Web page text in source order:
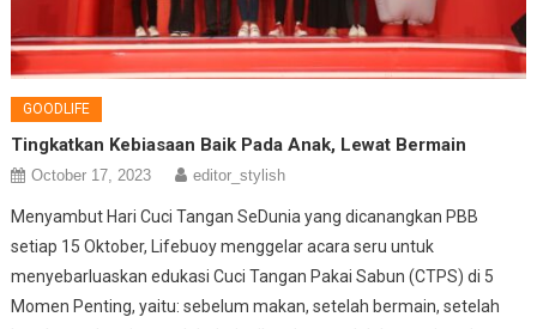
GOODLIFE
Tingkatkan Kebiasaan Baik Pada Anak, Lewat Bermain
October 17, 2023 editor_stylish
Menyambut Hari Cuci Tangan SeDunia yang dicanangkan PBB
setiap 15 Oktober, Lifebuoy menggelar acara seru untuk
menyebarluaskan edukasi Cuci Tangan Pakai Sabun (CTPS) di 5
Momen Penting, yaitu: sebelum makan, setelah bermain, setelah